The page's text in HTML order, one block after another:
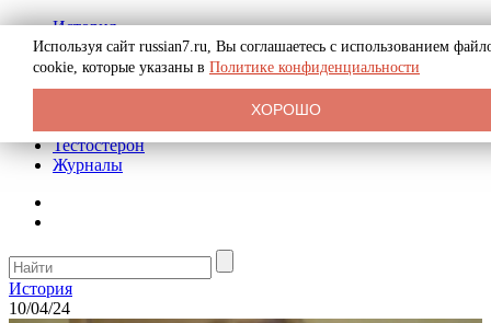
История
Биография
Криминал
Реклама на сайте
Тестостерон
Журналы
История
10/04/24
Используя сайт russian7.ru, Вы соглашаетесь с использованием
cookie, которые указаны в Политике конфиденциальности
ХОРОШО